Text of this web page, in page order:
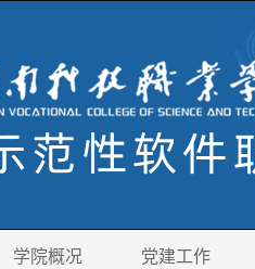
学院概况 党建工作